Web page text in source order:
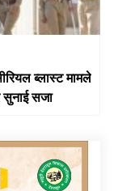
ब्लास्ट मामले
सुनाई सजा